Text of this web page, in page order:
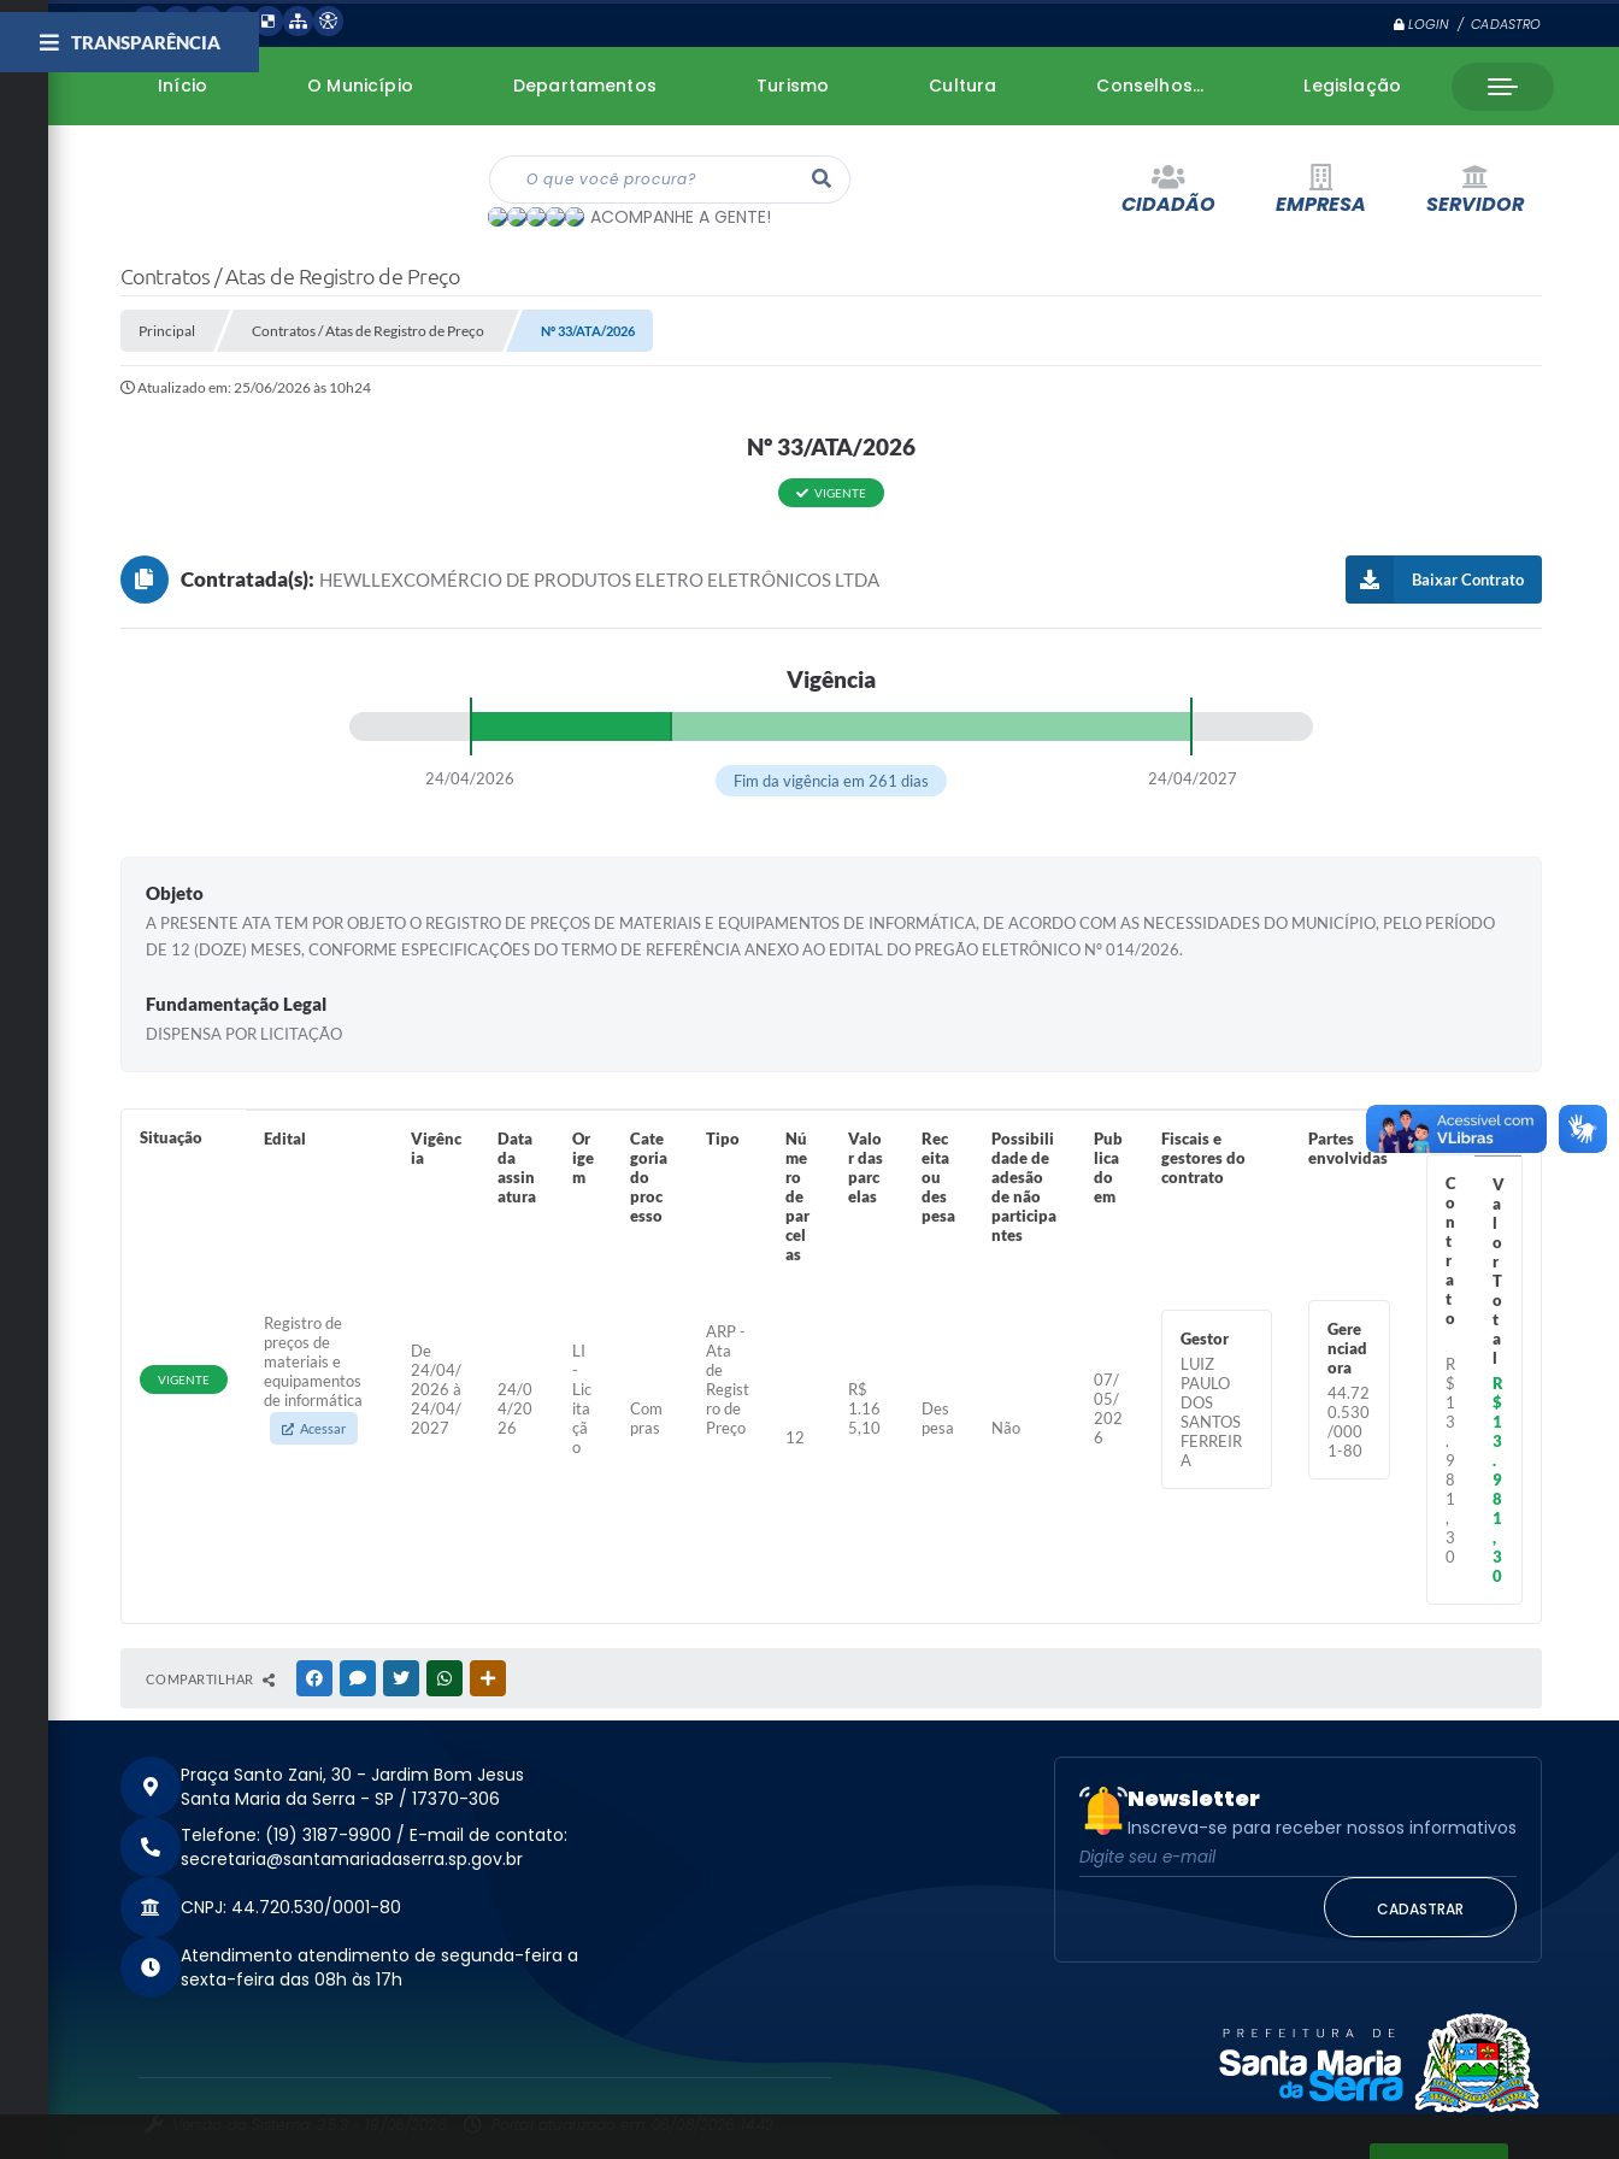
LOGIN / CADASTRO
Início O Município Departamentos Turismo Cultura Conselhos... Legislação
ACOMPANHE A GENTE! CIDADÃO EMPRESA SERVIDOR
TRANSPARÊNCIA
Contratos / Atas de Registro de Preço
Principal Contratos / Atas de Registro de Preço Nº 33/ATA/2026
Atualizado em: 25/06/2026 às 10h24
Nº 33/ATA/2026
VIGENTE
Contratada(s): HEWLLEXCOMÉRCIO DE PRODUTOS ELETRO ELETRÔNICOS LTDA Baixar Contrato
Vigência
24/04/2026 24/04/2027
Fim da vigência em 261 dias
Objeto
A PRESENTE ATA TEM POR OBJETO O REGISTRO DE PREÇOS DE MATERIAIS E EQUIPAMENTOS DE INFORMÁTICA, DE ACORDO COM AS NECESSIDADES DO MUNICÍPIO, PELO PERÍODO
DE 12 (DOZE) MESES, CONFORME ESPECIFICAÇÕES DO TERMO DE REFERÊNCIA ANEXO AO EDITAL DO PREGÃO ELETRÔNICO Nº 014/2026.
Fundamentação Legal
DISPENSA POR LICITAÇÃO
Situação
VIGENTE
Edital
Registro de
preços de
materiais e
equipamentos
de informática
Acessar
Vigênc
ia
De
24/04/
2026 à
24/04/
2027
Data
da
assin
atura
24/0
4/20
26
Or
ige
m
LI
-
Lic
ita
çã
o
Cate
goria
do
proc
esso
Com
pras
Tipo
ARP -
Ata
de
Regist
ro de
Preço
Nú
me
ro
de
par
cel
as
12
Valo
r das
parc
elas
R$
1.16
5,10
Rec
eita
ou
des
pesa
Des
pesa
Possibili
dade de
adesão
de não
participa
ntes
Não
Pub
lica
do
em
07/
05/
202
6
Fiscais e
gestores do
contrato
Gestor
LUIZ
PAULO
DOS
SANTOS
FERREIR
A
Partes
envolvidas
Gere
nciad
ora
44.72
0.530
/000
1-80
Valores
C
o
n
t
r
a
t
o
R
$
1
3
.
9
8
1
,
3
0
V
a
l
o
r
T
o
t
a
l
R
$
1
3
.
9
8
1
,
3
0
COMPARTILHAR FACEBOOKMESSENGER
TWITTERWHATSAPP
Praça Santo Zani, 30 - Jardim Bom Jesus
Santa Maria da Serra - SP / 17370-306
Telefone: (19) 3187-9900 / E-mail de contato:
secretaria@santamariadaserra.sp.gov.br
CNPJ: 44.720.530/0001-80
Atendimento atendimento de segunda-feira a
sexta-feira das 08h às 17h
Newsletter
Inscreva-se para receber nossos informativos
CADASTRAR